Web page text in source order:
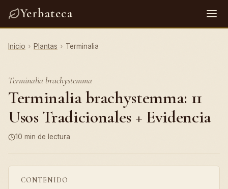
Yerbateca
Inicio › Plantas › Terminalia
Terminalia brachystemma
Terminalia brachystemma: 11
Usos Tradicionales + Evidencia
10 min de lectura
CONTENIDO